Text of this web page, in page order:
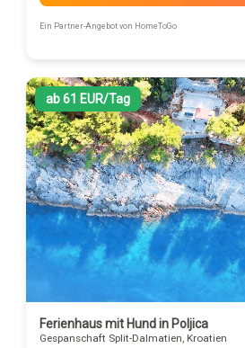
Ein Partner-Angebot von HomeToGo
ab 61 EUR/Tag
Ferienhaus mit Hund in Poljica
Gespanschaft Split-Dalmatien, Kroatien